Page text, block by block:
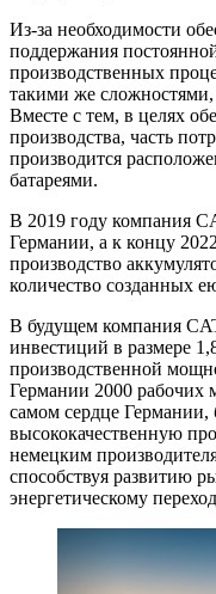
Из-за необходимости
поддержания
производственных
такими же
Вместе с тем, в целях
производства, часть
производится
батареями.
В 2019 году компания
Германии, а к концу
производство
количество созданных
В будущем компания
инвестиций в размере
производственной
Германии 2000 рабочих
самом сердце Германии,
высококачественную
немецким
способствуя развитию
энергетическому